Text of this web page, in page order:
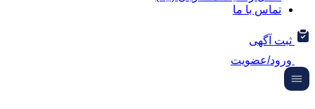
با ما